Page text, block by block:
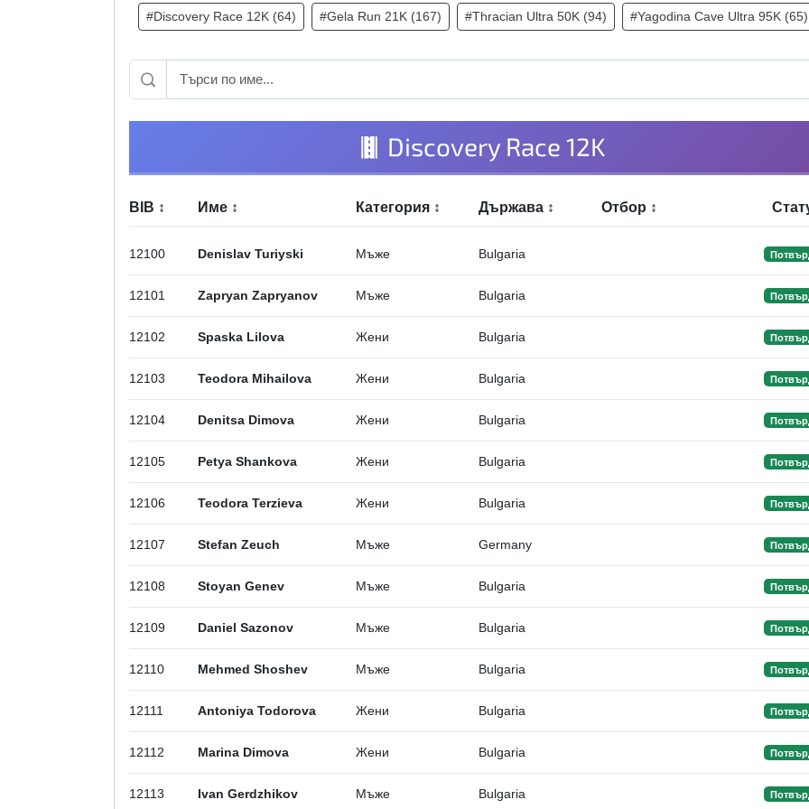
#Discovery Race 12K (64) #Gela Run 21K (167) #Thracian Ultra 50K (94) #Yagodina Cave Ultra 95K (65)
Discovery Race 12K
BIB ↕ Име ↕ Категория ↕ Държава ↕ Отбор ↕
12100 Denislav Turiyski Мъже Bulgaria
12101 Zapryan Zapryanov Мъже Bulgaria
12102 Spaska Lilova Жени Bulgaria
12103 Teodora Mihailova Жени Bulgaria
12104 Denitsa Dimova Жени Bulgaria
12105 Petya Shankova Жени Bulgaria
12106 Teodora Terzieva Жени Bulgaria
12107 Stefan Zeuch Мъже Germany
12108 Stoyan Genev Мъже Bulgaria
12109 Daniel Sazonov Мъже Bulgaria
12110 Mehmed Shoshev Мъже Bulgaria
12111 Antoniya Todorova Жени Bulgaria
12112 Marina Dimova Жени Bulgaria
12113 Ivan Gerdzhikov Мъже Bulgaria